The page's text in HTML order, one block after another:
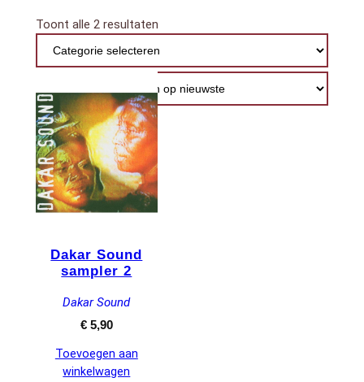
Toont alle 2 resultatenGesorteerd
nieuwste
Dakar Sound
sampler 2
Dakar Sound
€5,90
Toevoegen aan
winkelwagen